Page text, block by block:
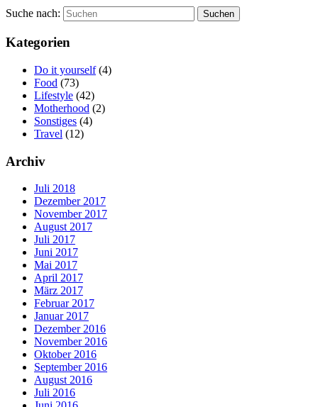
Suche nach: Suchen
Kategorien
Do it yourself (4)
Food (73)
Lifestyle (42)
Motherhood (2)
Sonstiges (4)
Travel (12)
Archiv
Juli 2018
Dezember 2017
November 2017
August 2017
Juli 2017
Juni 2017
Mai 2017
April 2017
März 2017
Februar 2017
Januar 2017
Dezember 2016
November 2016
Oktober 2016
September 2016
August 2016
Juli 2016